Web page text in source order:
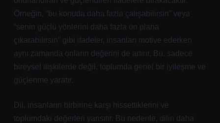
Örneğin, “bu konuda daha fazla çalışabilirsin” veya
“senin güçlü yönlerini daha fazla ön plana
çıkarabilirsin” gibi ifadeler, insanları motive ederken
aynı zamanda onların değerini de artırır. Bu, sadece
bireysel ilişkilerde değil, toplumda genel bir iyileşme ve
güçlenme yaratır.
Dil, insanların birbirine karşı hissettiklerini ve
toplumdaki değerleri yansıtır. Bu nedenle, dilin daha